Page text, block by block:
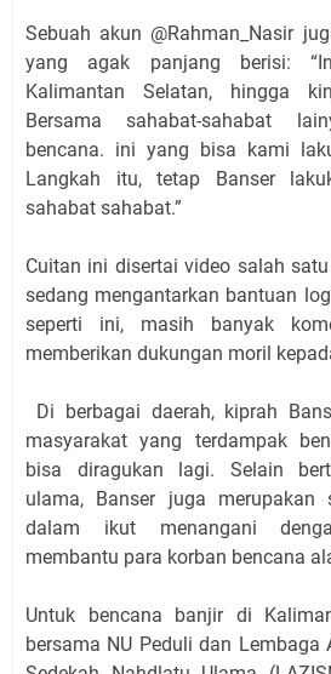
Sebuah akun @Rahman_Nasir
yang agak panjang berisi:
Kalimantan Selatan, hingga
Bersama sahabat-sahabat
bencana. ini yang bisa kami
Langkah itu, tetap Banser
sahabat sahabat.”
Cuitan ini disertai video salah
sedang mengantarkan bantuan
seperti ini, masih banyak
memberikan dukungan moril
Di berbagai daerah, kiprah
masyarakat yang terdampak
bisa diragukan lagi. Selain
ulama, Banser juga merupakan
dalam ikut menangani
membantu para korban bencana
Untuk bencana banjir di
bersama NU Peduli dan Lembaga